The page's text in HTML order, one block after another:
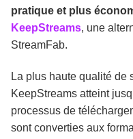
pratique et plus
KeepStreams, une
StreamFab.
La plus haute qualité de
KeepStreams atteint
processus de
sont converties aux